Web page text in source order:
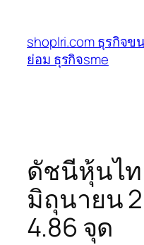
เนื้อหา
shoplri.com ธุรกิจ
ย่อม ธุรกิจsme
ดัชนีหุ้นไ
มิถุนายน
4.86 จุด